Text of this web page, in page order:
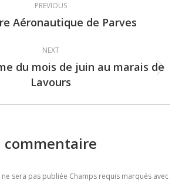
PREVIOUS
Previous
Aéronautique de Parves
NEXT
Next
post:
du mois de juin au marais de
Lavours
commentaire
sera pas publiée Champs requis marqués avec